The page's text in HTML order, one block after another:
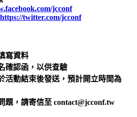
jcconf
https://twitter.com/jcconf
寫資料
確認函，以供查驗
活動結束後發送，預計開立時間為
題，請寄信至 contact@jcconf.tw